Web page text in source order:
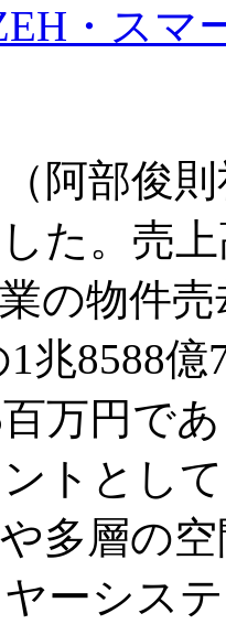
・スマ
阿部俊則
た。売
の物件
兆8588
万円で
トとし
多層の
ヤーシス